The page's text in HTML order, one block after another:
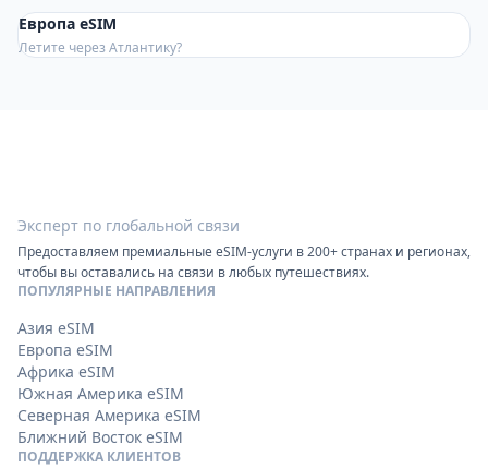
Европа eSIM
Летите через Атлантику?
Эксперт по глобальной связи
Предоставляем премиальные eSIM-услуги в 200+ странах и регионах,
чтобы вы оставались на связи в любых путешествиях.
ПОПУЛЯРНЫЕ НАПРАВЛЕНИЯ
Азия eSIM
Европа eSIM
Африка eSIM
Южная Америка eSIM
Северная Америка eSIM
Ближний Восток eSIM
ПОДДЕРЖКА КЛИЕНТОВ